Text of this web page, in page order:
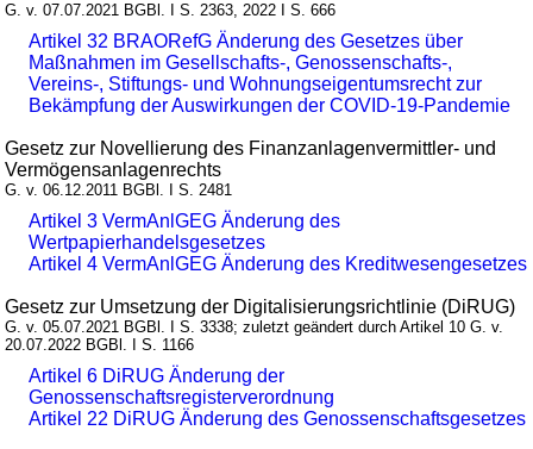
G. v. 07.07.2021 BGBl. I S. 2363, 2022 I S. 666
Artikel 32 BRAORefG Änderung des Gesetzes über
Maßnahmen im Gesellschafts-, Genossenschafts-,
Vereins-, Stiftungs- und Wohnungseigentumsrecht zur
Bekämpfung der Auswirkungen der COVID-19-Pandemie
Gesetz zur Novellierung des Finanzanlagenvermittler- und
Vermögensanlagenrechts
G. v. 06.12.2011 BGBl. I S. 2481
Artikel 3 VermAnlGEG Änderung des
Wertpapierhandelsgesetzes
Artikel 4 VermAnlGEG Änderung des Kreditwesengesetzes
Gesetz zur Umsetzung der Digitalisierungsrichtlinie (DiRUG)
G. v. 05.07.2021 BGBl. I S. 3338; zuletzt geändert durch Artikel 10 G. v.
20.07.2022 BGBl. I S. 1166
Artikel 6 DiRUG Änderung der
Genossenschaftsregisterverordnung
Artikel 22 DiRUG Änderung des Genossenschaftsgesetzes